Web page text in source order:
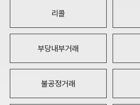
리콜
부당내부거래
불공정거래